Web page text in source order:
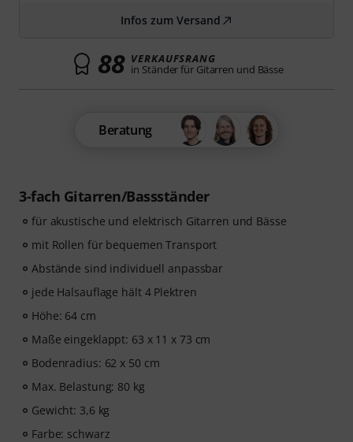
3-fach Gitarren/Bassständer
für akustische und elektrisch Gitarren und Bässe
mit Rollen für bequemen Transport
Abstände sind individuell anpassbar
jede Halsauflage hält 4 Plektren
Höhe: 64 cm
Maße eingeklappt: 63 x 11 x 73 cm
Bodenradius: 62 x 50 cm
Max. Belastung: 80 kg
Gewicht: 3,6 kg
Farbe: schwarz
Infos zum Versand
88 VERKAUFSRANG
in Ständer für Gitarren und Bässe
Beratung